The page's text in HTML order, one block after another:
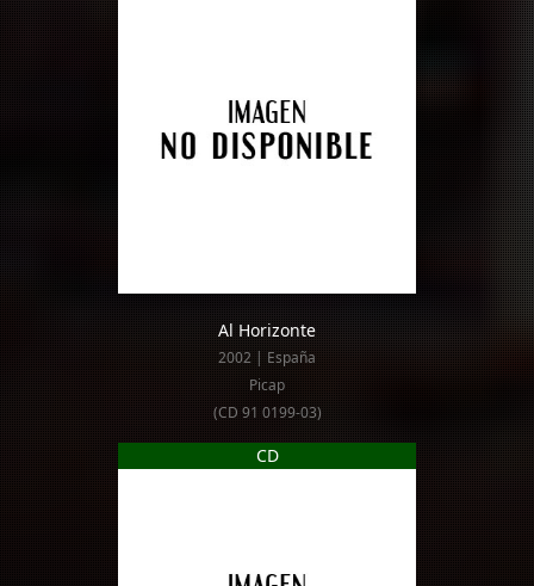
Al Horizonte
2002 | España
Picap
(CD 91 0199-03)
CD